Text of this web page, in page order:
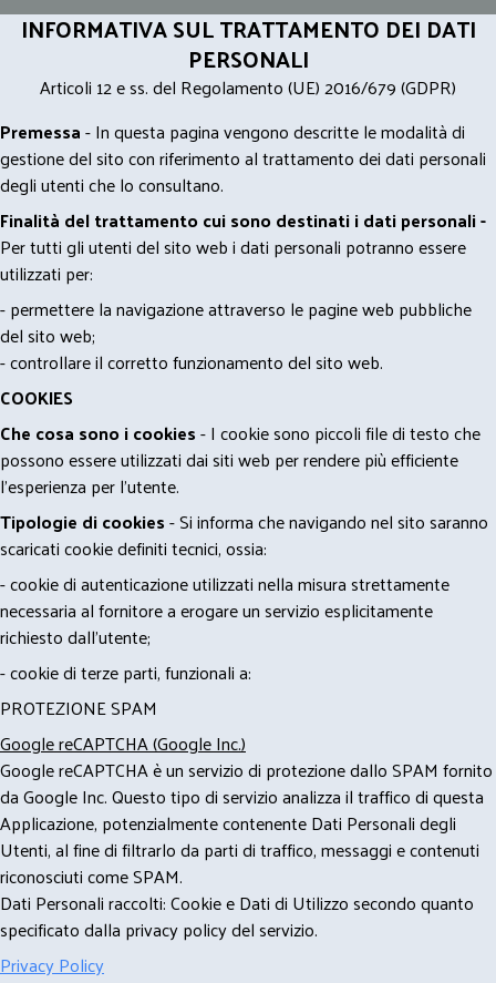
INFORMATIVA SUL TRATTAMENTO DEI DATI
PERSONALI
Articoli 12 e ss. del Regolamento (UE) 2016/679 (GDPR)
Premessa- In questa pagina vengono descritte le modalità di
gestione del sito con riferimento al trattamento dei dati personali
degli utenti che lo consultano.
Finalità del trattamento cui sono destinati i dati personali -
Per tutti gli utenti del sito web i dati personali potranno essere
utilizzati per:
- permettere la navigazione attraverso le pagine web pubbliche
del sito web;
- controllare il corretto funzionamento del sito web.
COOKIES
Che cosa sono i cookies- I cookie sono piccoli file di testo che
possono essere utilizzati dai siti web per rendere più efficiente
l'esperienza per l'utente.
Tipologie di cookies- Si informa che navigando nel sito saranno
scaricati cookie definiti tecnici, ossia:
- cookie di autenticazione utilizzati nella misura strettamente
necessaria al fornitore a erogare un servizio esplicitamente
richiesto dall'utente;
- cookie di terze parti, funzionali a:
PROTEZIONE SPAM
Google reCAPTCHA (Google Inc.)
Google reCAPTCHA è un servizio di protezione dallo SPAM fornito
da Google Inc. Questo tipo di servizio analizza il traffico di questa
Applicazione, potenzialmente contenente Dati Personali degli
Utenti, al fine di filtrarlo da parti di traffico, messaggi e contenuti
riconosciuti come SPAM.
Dati Personali raccolti: Cookie e Dati di Utilizzo secondo quanto
specificato dalla privacy policy del servizio.
Privacy Policy